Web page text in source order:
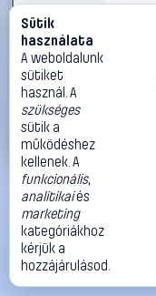
#112405
Állítógyűrűk M8 DIN
TOOLCRAFT
11 990 Ft
Kosárba
«
Méret:
©2026
ThermoScope
Sütik
használata
A weboldalunk
sütiket
használ. A
szükséges
sütik a
működéshez
kellenek. A
funkcionális,
analitikaiés
marketing
kategóriákhoz
kérjük a
hozzájárulásod.